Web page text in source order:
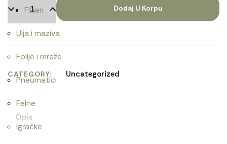
Filteri
Ulja i maziva
Folije i mreže
Pneumatici
Felne
Igračke
Dodaj U Korpu
CATEGORY Uncategorized
Opis